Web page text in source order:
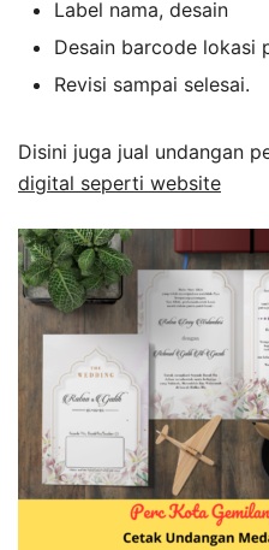
Label nama, desain
Desain barcode lokasi
Revisi sampai selesai.
Disini juga jual undangan
digital seperti website